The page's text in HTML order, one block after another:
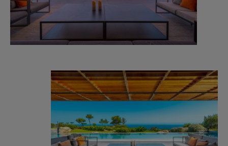
quelques minutes.
Enfin, la proximité de l’aéroport de Figari sud
Corse et de son terminal affaire, des commodités
viennent parfaire la situation idyllique de cette
sublime propriété .